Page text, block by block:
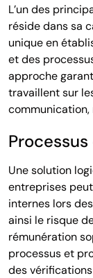
L’un des
réside dans sa
unique en
et des
approche
travaillent sur
Une solution
entreprises
internes lors
ainsi le risque
rémunération
processus et
des